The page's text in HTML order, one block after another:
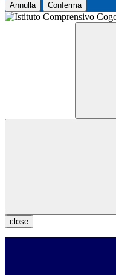
Annulla Conferma
close